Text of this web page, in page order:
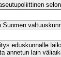
Suomen
eduskunnalle
annetun lain